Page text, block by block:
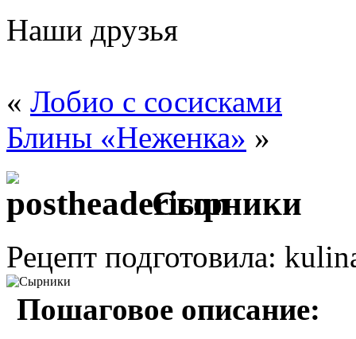
Наши друзья
« Лобио с сосисками
Блины «Неженка» »
Сырники
Рецепт подготовила:
Пошаговое описание: